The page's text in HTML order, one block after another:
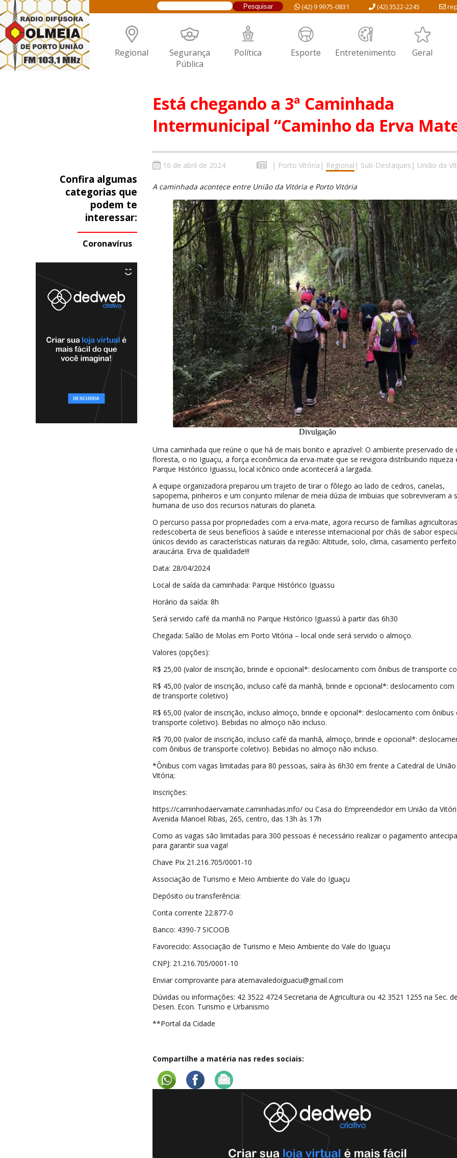
(42) 3522-2245
(42) 9 9975-0831
Regional Segurança
Pública
Política Esporte Entretenimento Geral
Está chegando a 3ª Caminhada
Intermunicipal “Caminho da Erva
Confira algumas
categorias que
podem te
interessar:
Coronavírus
16 de abril de 2024 | Porto Vitória | Regional | Sub-Destaques | União da
A caminhada acontece entre União da Vitória e Porto Vitória
Divulgação
Uma caminhada que reúne o que há de mais bonito e aprazível: O ambiente preservado de
floresta, o rio Iguaçu, a força econômica da erva-mate que se revigora distribuindo riqueza
Parque Histórico Iguassu, local icônico onde acontecerá a largada.
A equipe organizadora preparou um trajeto de tirar o fôlego ao lado de cedros, canelas,
sapopema, pinheiros e um conjunto milenar de meia dúzia de imbuias que sobreviveram a
humana de uso dos recursos naturais do planeta.
O percurso passa por propriedades com a erva-mate, agora recurso de famílias
redescoberta de seus benefícios à saúde e interesse internacional por chás de sabor
únicos devido as características naturais da região: Altitude, solo, clima, casamento
araucária. Erva de qualidade!!!
Data: 28/04/2024
Local de saída da caminhada: Parque Histórico Iguassu
Horário da saída: 8h
Será servido café da manhã no Parque Histórico Iguassú à partir das 6h30
Chegada: Salão de Molas em Porto Vitória – local onde será servido o almoço.
Valores (opções):
R$ 25,00 (valor de inscrição, brinde e opcional*: deslocamento com ônibus de transporte
R$ 45,00 (valor de inscrição, incluso café da manhã, brinde e opcional*: deslocamento com
de transporte coletivo)
R$ 65,00 (valor de inscrição, incluso almoço, brinde e opcional*: deslocamento com ônibus
transporte coletivo). Bebidas no almoço não incluso.
R$ 70,00 (valor de inscrição, incluso café da manhã, almoço, brinde e opcional*:
com ônibus de transporte coletivo). Bebidas no almoço não incluso.
*Ônibus com vagas limitadas para 80 pessoas, saíra às 6h30 em frente a Catedral de
Vitória;
Inscrições:
https://caminhodaervamate.caminhadas.info/ ou Casa do Empreendedor em União da
Avenida Manoel Ribas, 265, centro, das 13h às 17h
Como as vagas são limitadas para 300 pessoas é necessário realizar o pagamento
para garantir sua vaga!
Chave Pix 21.216.705/0001-10
Associação de Turismo e Meio Ambiente do Vale do Iguaçu
Depósito ou transferência:
Conta corrente 22.877-0
Banco: 4390-7 SICOOB
Favorecido: Associação de Turismo e Meio Ambiente do Vale do Iguaçu
CNPJ: 21.216.705/0001-10
Enviar comprovante para atemavaledoiguacu@gmail.com
Dúvidas ou informações: 42 3522 4724 Secretaria de Agricultura ou 42 3521 1255 na Sec.
Desen. Econ. Turismo e Urbanismo
**Portal da Cidade
Compartilhe a matéria nas redes sociais: